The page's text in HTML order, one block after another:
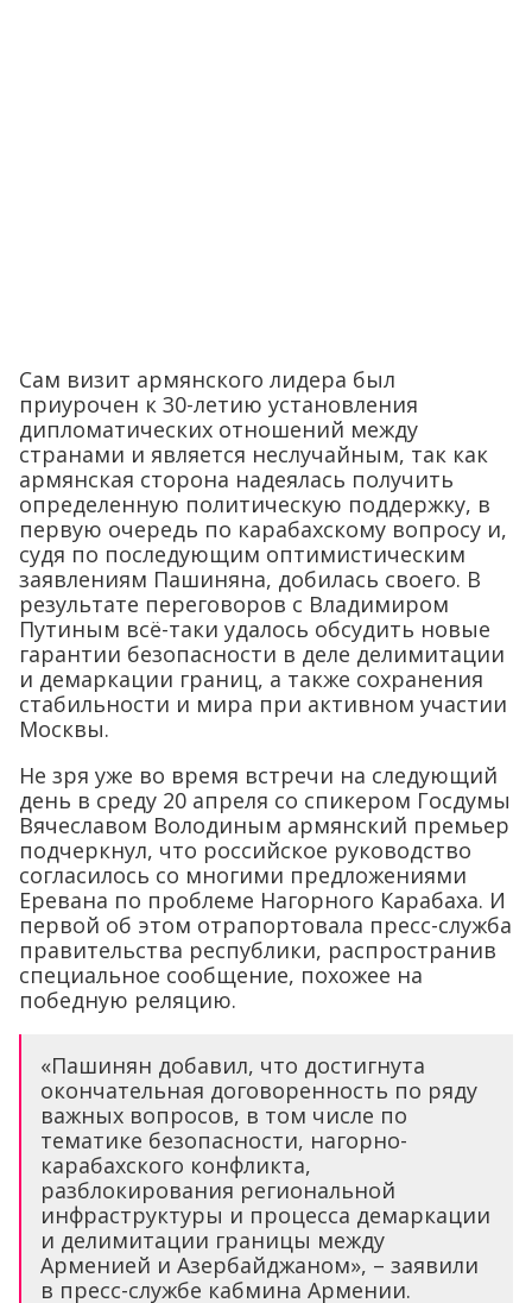
Сам визит армянского лидера был
приурочен к 30-летию установления
дипломатических отношений между
странами и является неслучайным, так как
армянская сторона надеялась получить
определенную политическую поддержку, в
первую очередь по карабахскому вопросу и,
судя по последующим оптимистическим
заявлениям Пашиняна, добилась своего. В
результате переговоров с Владимиром
Путиным всё-таки удалось обсудить новые
гарантии безопасности в деле делимитации
и демаркации границ, а также сохранения
стабильности и мира при активном участии
Москвы.
Не зря уже во время встречи на следующий
день в среду 20 апреля со спикером Госдумы
Вячеславом Володиным армянский премьер
подчеркнул, что российское руководство
согласилось со многими предложениями
Еревана по проблеме Нагорного Карабаха. И
первой об этом отрапортовала пресс-служба
правительства республики, распространив
специальное сообщение, похожее на
победную реляцию.
«Пашинян добавил, что достигнута
окончательная договоренность по ряду
важных вопросов, в том числе по
тематике безопасности, нагорно-
карабахского конфликта,
разблокирования региональной
инфраструктуры и процесса демаркации
и делимитации границы между
Арменией и Азербайджаном», – заявили
в пресс-службе кабмина Армении.